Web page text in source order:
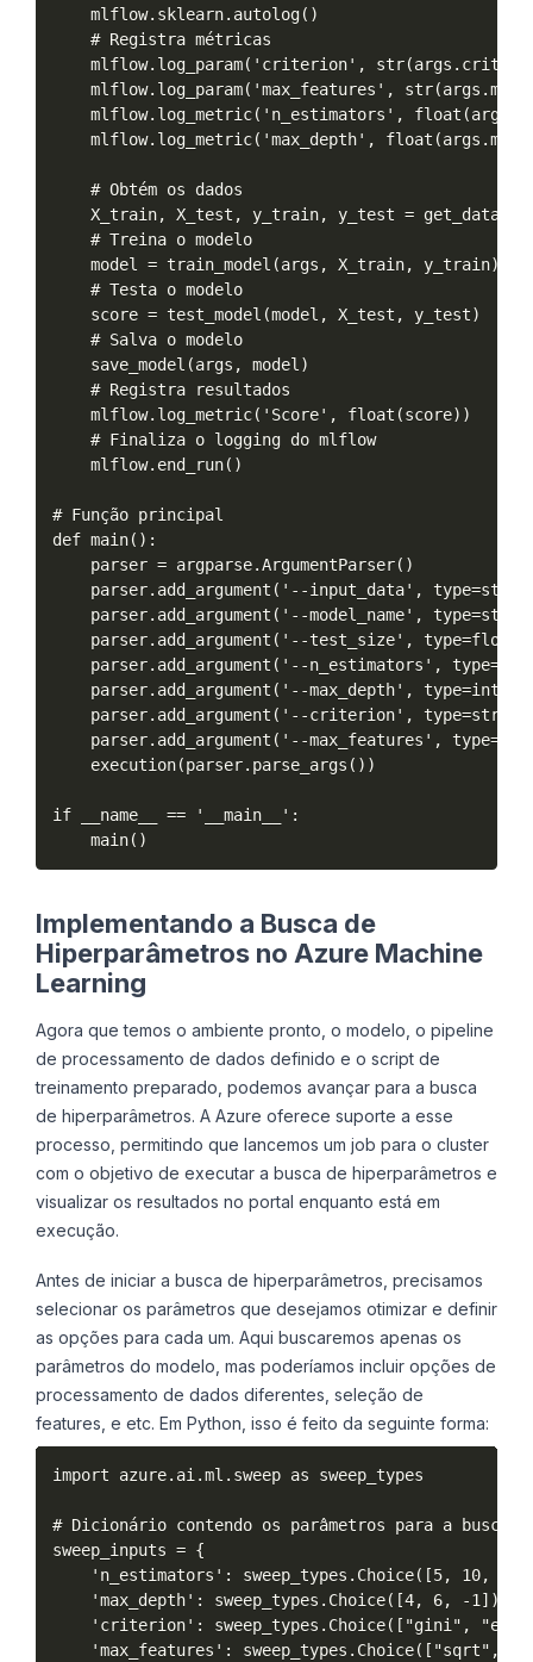
    mlflow.sklearn.autolog()
    # Registra métricas
mlflow.log_param('criterion',
mlflow.log_param('max_features',
mlflow.log_metric('n_estimators',
mlflow.log_metric('max_depth',
    # Obtém os dados
X_train, X_test, y_train, y_test =
    # Treina o modelo
    model = train_model(args, X_train, y_train)
    # Testa o modelo
    score = test_model(model, X_test, y_test)
    # Salva o modelo
    save_model(args, model)
    # Registra resultados
    mlflow.log_metric('Score', float(score))
    # Finaliza o logging do mlflow
    mlflow.end_run()
# Função principal
def main():
    parser = argparse.ArgumentParser()
parser.add_argument('--input_data', type=str,
parser.add_argument('--model_name', type=str,
parser.add_argument('--test_size',
parser.add_argument('--n_estimators',
parser.add_argument('--max_depth', type=int,
parser.add_argument('--criterion', type=str,
parser.add_argument('--max_features',
    execution(parser.parse_args())
if __name__ == '__main__':
Implementando a Busca de
Hiperparâmetros no Azure Machine
Learning
Agora que temos o ambiente pronto, o modelo, o pipeline
de processamento de dados definido e o script de
treinamento preparado, podemos avançar para a busca
de hiperparâmetros. A Azure oferece suporte a esse
processo, permitindo que lancemos um job para o cluster
com o objetivo de executar a busca de hiperparâmetros e
visualizar os resultados no portal enquanto está em
execução.
Antes de iniciar a busca de hiperparâmetros, precisamos
selecionar os parâmetros que desejamos otimizar e definir
as opções para cada um. Aqui buscaremos apenas os
parâmetros do modelo, mas poderíamos incluir opções de
processamento de dados diferentes, seleção de
features, e etc. Em Python, isso é feito da seguinte forma:
import azure.ai.ml.sweep as sweep_types
# Dicionário contendo os parâmetros para a busca
sweep_inputs = {
'n_estimators': sweep_types.Choice([5, 10,
    'max_depth': sweep_types.Choice([4, 6, -1]),
'criterion': sweep_types.Choice(["gini",
'max_features': sweep_types.Choice(["sqrt",